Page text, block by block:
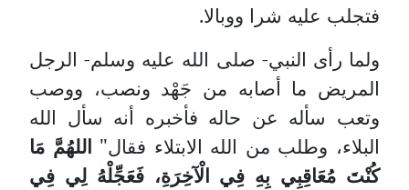
فتجلب عليه شرا ووبالا.
ولما رأى النبي- صلى الله عليه وسلم- الرجل
المريض ما أصابه من جَهْد ونصب، ووصب
وتعب سأله عن حاله فأخبره أنه سأل الله
البلاء، وطلب من الله الابتلاء فقال" اللهُمَّ مَا
كُنْتَ مُعَاقِبِي بِهِ فِي الْآخِرَةِ، فَعَجِّلْهُ لِي فِي